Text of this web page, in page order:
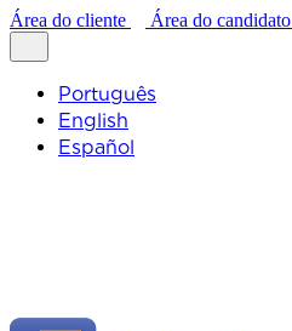
Área do cliente Área do candidato
Português
English
Español